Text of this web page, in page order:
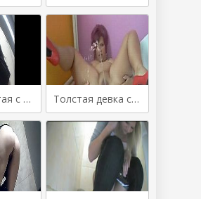
Девка болтая с подругой писает в туалете универа Толстая девка срет и писает фонтаном